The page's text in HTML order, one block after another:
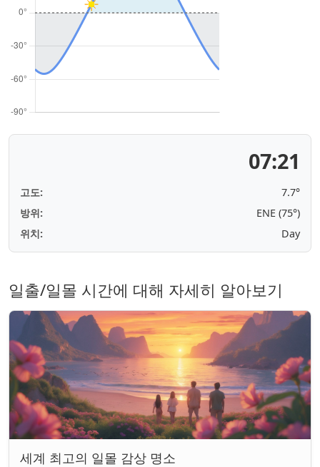
07:21
고도:
7.7°
방위:
ENE (75°)
위치:
Day
일출/일몰 시간에 대해 자세히 알아보기
세계 최고의 일몰 감상 명소